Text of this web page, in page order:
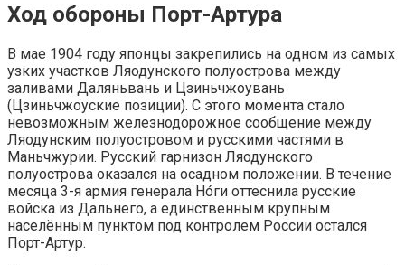
Ход обороны Порт-Артура
В мае 1904 году японцы закрепились на одном из самых
узких участков Ляодунского полуострова между
заливами Даляньвань и Цзиньчжоувань
(Цзиньчжоуские позиции). С этого момента стало
невозможным железнодорожное сообщение между
Ляодунским полуостровом и русскими частями в
Маньчжурии. Русский гарнизон Ляодунского
полуострова оказался на осадном положении. В течение
месяца 3-я армия генерала Но́ги оттеснила русские
войска из Дальнего, а единственным крупным
населённым пунктом под контролем России остался
Порт-Артур.